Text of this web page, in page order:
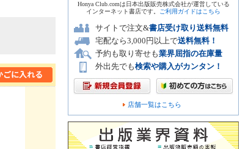
Honya Club.comは日本出版販売株式会社が運営している
インターネット書店です。
ご利用ガイドはこちら
サイトで注文&書店受け取り送料無料
宅配なら3,000円以上で送料無料！
予約も取り寄せも業界屈指の在庫量
外出先でも検索や購入がカンタン！
店舗一覧はこちら